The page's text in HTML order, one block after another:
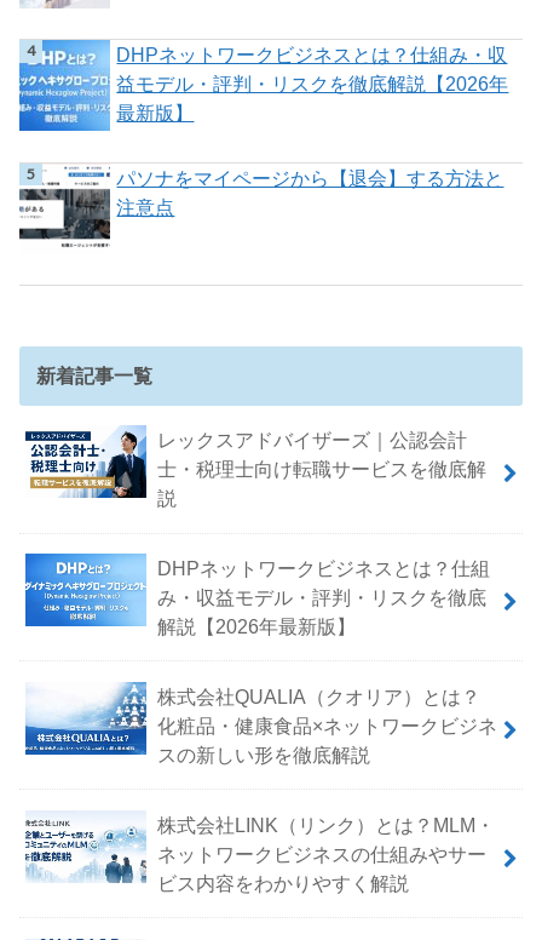
DHPネットワークビジネスとは？仕組み・収
益モデル・評判・リスクを徹底解説【2026年
最新版】
パソナをマイページから【退会】する方法と
注意点
新着記事一覧
レックスアドバイザーズ｜公認会計
士・税理士向け転職サービスを徹底解
説
DHPネットワークビジネスとは？仕組
み・収益モデル・評判・リスクを徹底
解説【2026年最新版】
株式会社QUALIA（クオリア）とは？
化粧品・健康食品×ネットワークビジネ
スの新しい形を徹底解説
株式会社LINK（リンク）とは？MLM・
ネットワークビジネスの仕組みやサー
ビス内容をわかりやすく解説